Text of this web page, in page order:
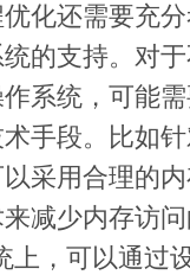
化还需要充
的支持。对
系统，可能
手段。比如
采用合理的
减少内存访
上，可以通过